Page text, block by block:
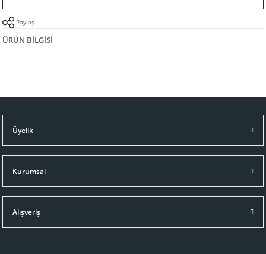
Paylaş
ÜRÜN BILGISI
Üyelik
Kurumsal
Alışveriş